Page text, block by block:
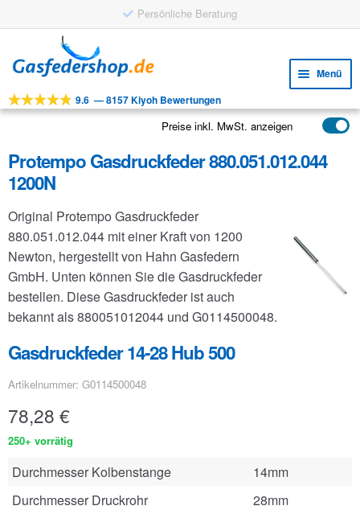
Persönliche Beratung
Navigation
springen
Inhalt
springen
Menü
Werkzeuge
Anwendungen
FAQ
9.6 —8157 Kiyoh Bewertungen
Preise inkl. MwSt. anzeigen
Protempo Gasdruckfeder 880.051.012.044
1200N
Original Protempo Gasdruckfeder
880.051.012.044 mit einer Kraft von 1200
Newton, hergestellt von Hahn Gasfedern
GmbH. Unten können Sie die Gasdruckfeder
bestellen. Diese Gasdruckfeder ist auch
bekannt als 880051012044 und G0114500048.
Gasdruckfeder 14-28 Hub 500
Artikelnummer: G0114500048
78,28 €
250+ vorrätig
Durchmesser Kolbenstange
14mm
Durchmesser Druckrohr
28mm